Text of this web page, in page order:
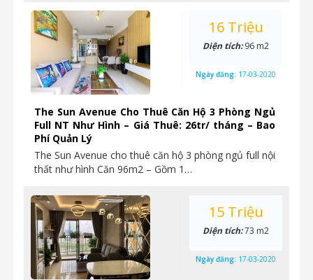
The Sun Avenue Cho Thuê Căn Hộ 3 Phòng Ngủ
Full NT Như Hình – Giá Thuê: 26tr/ tháng – Bao
Phí Quản Lý
The Sun Avenue cho thuê căn hộ 3 phòng ngủ full nội
thất như hình Căn 96m2 – Gồm 1…
16 Triệu
Diện tích:96 m2
Ngày đăng: 17-03-2020
15 Triệu
Diện tích:73 m2
Ngày đăng: 17-03-2020